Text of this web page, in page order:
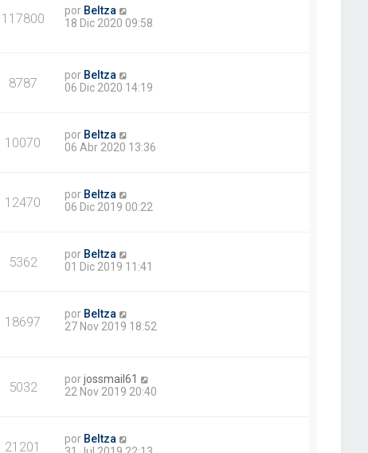
117800 por Beltza
18 Dic 2020 09:58
8787 por Beltza
06 Dic 2020 14:19
10070 por Beltza
06 Abr 2020 13:36
12470 por Beltza
06 Dic 2019 00:22
5362 por Beltza
01 Dic 2019 11:41
18697 por Beltza
27 Nov 2019 18:52
5032 porjossmail61
22 Nov 2019 20:40
21201 por Beltza